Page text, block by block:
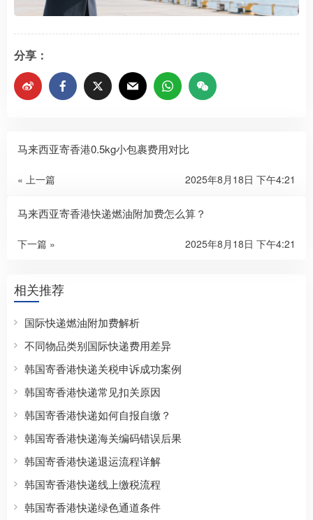
分享：
马来西亚寄香港0.5kg小包裹费用对比
« 上一篇 2025年8月18日 下午4:21
马来西亚寄香港快递燃油附加费怎么算？
下一篇 » 2025年8月18日 下午4:21
相关推荐
国际快递燃油附加费解析
不同物品类别国际快递费用差异
韩国寄香港快递关税申诉成功案例
韩国寄香港快递常见扣关原因
韩国寄香港快递如何自报自缴？
韩国寄香港快递海关编码错误后果
韩国寄香港快递退运流程详解
韩国寄香港快递线上缴税流程
韩国寄香港快递绿色通道条件